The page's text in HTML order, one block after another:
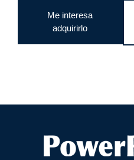
Me interesa
adquirirlo